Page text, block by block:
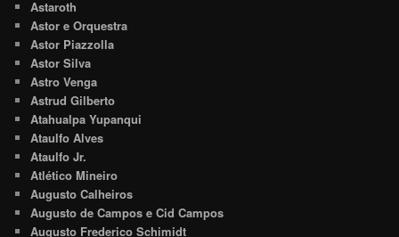
Astaroth
Astor e Orquestra
Astor Piazzolla
Astor Silva
Astro Venga
Astrud Gilberto
Atahualpa Yupanqui
Ataulfo Alves
Ataulfo Jr.
Atlético Mineiro
Augusto Calheiros
Augusto de Campos e Cid Campos
Augusto Frederico Schimidt